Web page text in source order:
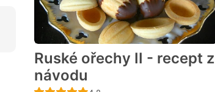
Ruské ořechy II - recept z
návodu